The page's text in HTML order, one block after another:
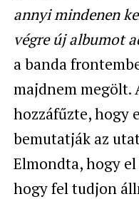
annyi mindenen
végre új albumot
a banda
majdnem megölt.
hozzáfűzte, hogy
bemutatják az
Elmondta, hogy
hogy fel tudjon